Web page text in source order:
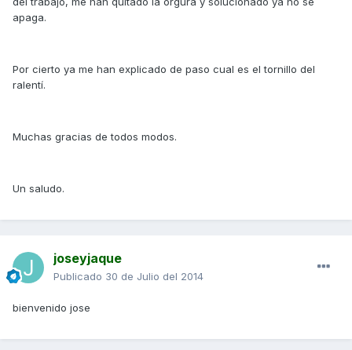
apaga.
Por cierto ya me han explicado de paso cual es el tornillo del
ralentí.
Muchas gracias de todos modos.
Un saludo.
joseyjaque
Publicado 30 de Julio del 2014
bienvenido jose